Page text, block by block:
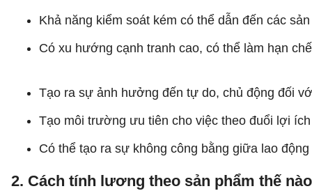
Khả năng kiểm soát kém có thể dẫn đến các
Có xu hướng cạnh tranh cao, có thể làm hạn
Tạo ra sự ảnh hưởng đến tự do, chủ động đối
Tạo môi trường ưu tiên cho việc theo đuổi lợi
Có thể tạo ra sự không công bằng giữa lao
2. Cách tính lương theo sản phẩm thế